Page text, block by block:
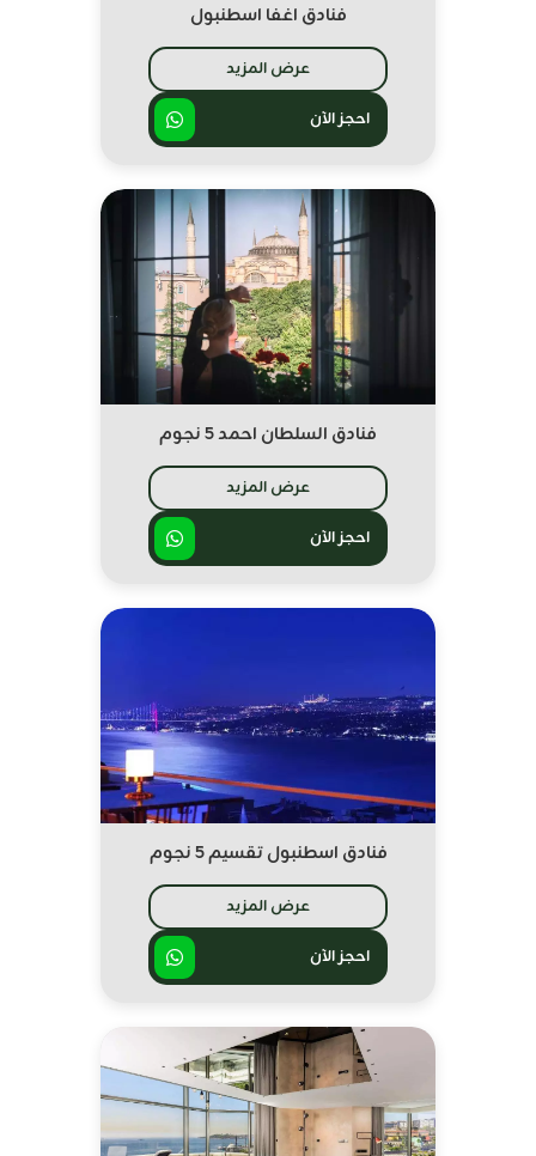
فنادق اغفا اسطنبول
عرض المزيد
احجز الآن
فنادق السلطان احمد 5 نجوم
عرض المزيد
احجز الآن
فنادق اسطنبول تقسيم 5 نجوم
عرض المزيد
احجز الآن